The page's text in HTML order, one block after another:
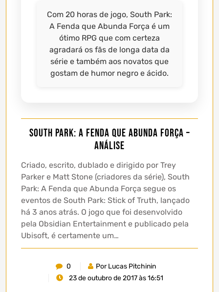
Com 20 horas de jogo, South Park:
A Fenda que Abunda Força é um
ótimo RPG que com certeza
agradará os fãs de longa data da
série e também aos novatos que
gostam de humor negro e ácido.
South Park: A Fenda que Abunda Força –
Análise
Criado, escrito, dublado e dirigido por Trey
Parker e Matt Stone (criadores da série), South
Park: A Fenda que Abunda Força segue os
eventos de South Park: Stick of Truth, lançado
há 3 anos atrás. O jogo que foi desenvolvido
pela Obsidian Entertainment e publicado pela
Ubisoft, é certamente um…
0
Por Lucas Pitchinin
23 de outubro de 2017 às 16:51